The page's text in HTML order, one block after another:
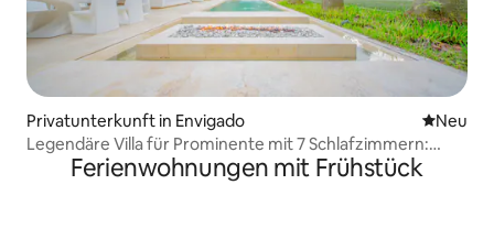
Privatunterkunft in Envigado Neue
Neu
Legendäre Villa für Prominente mit 7 Schlafzimmern:
beheizter Pool • Kino
Ferienwohnungen mit Frühstück